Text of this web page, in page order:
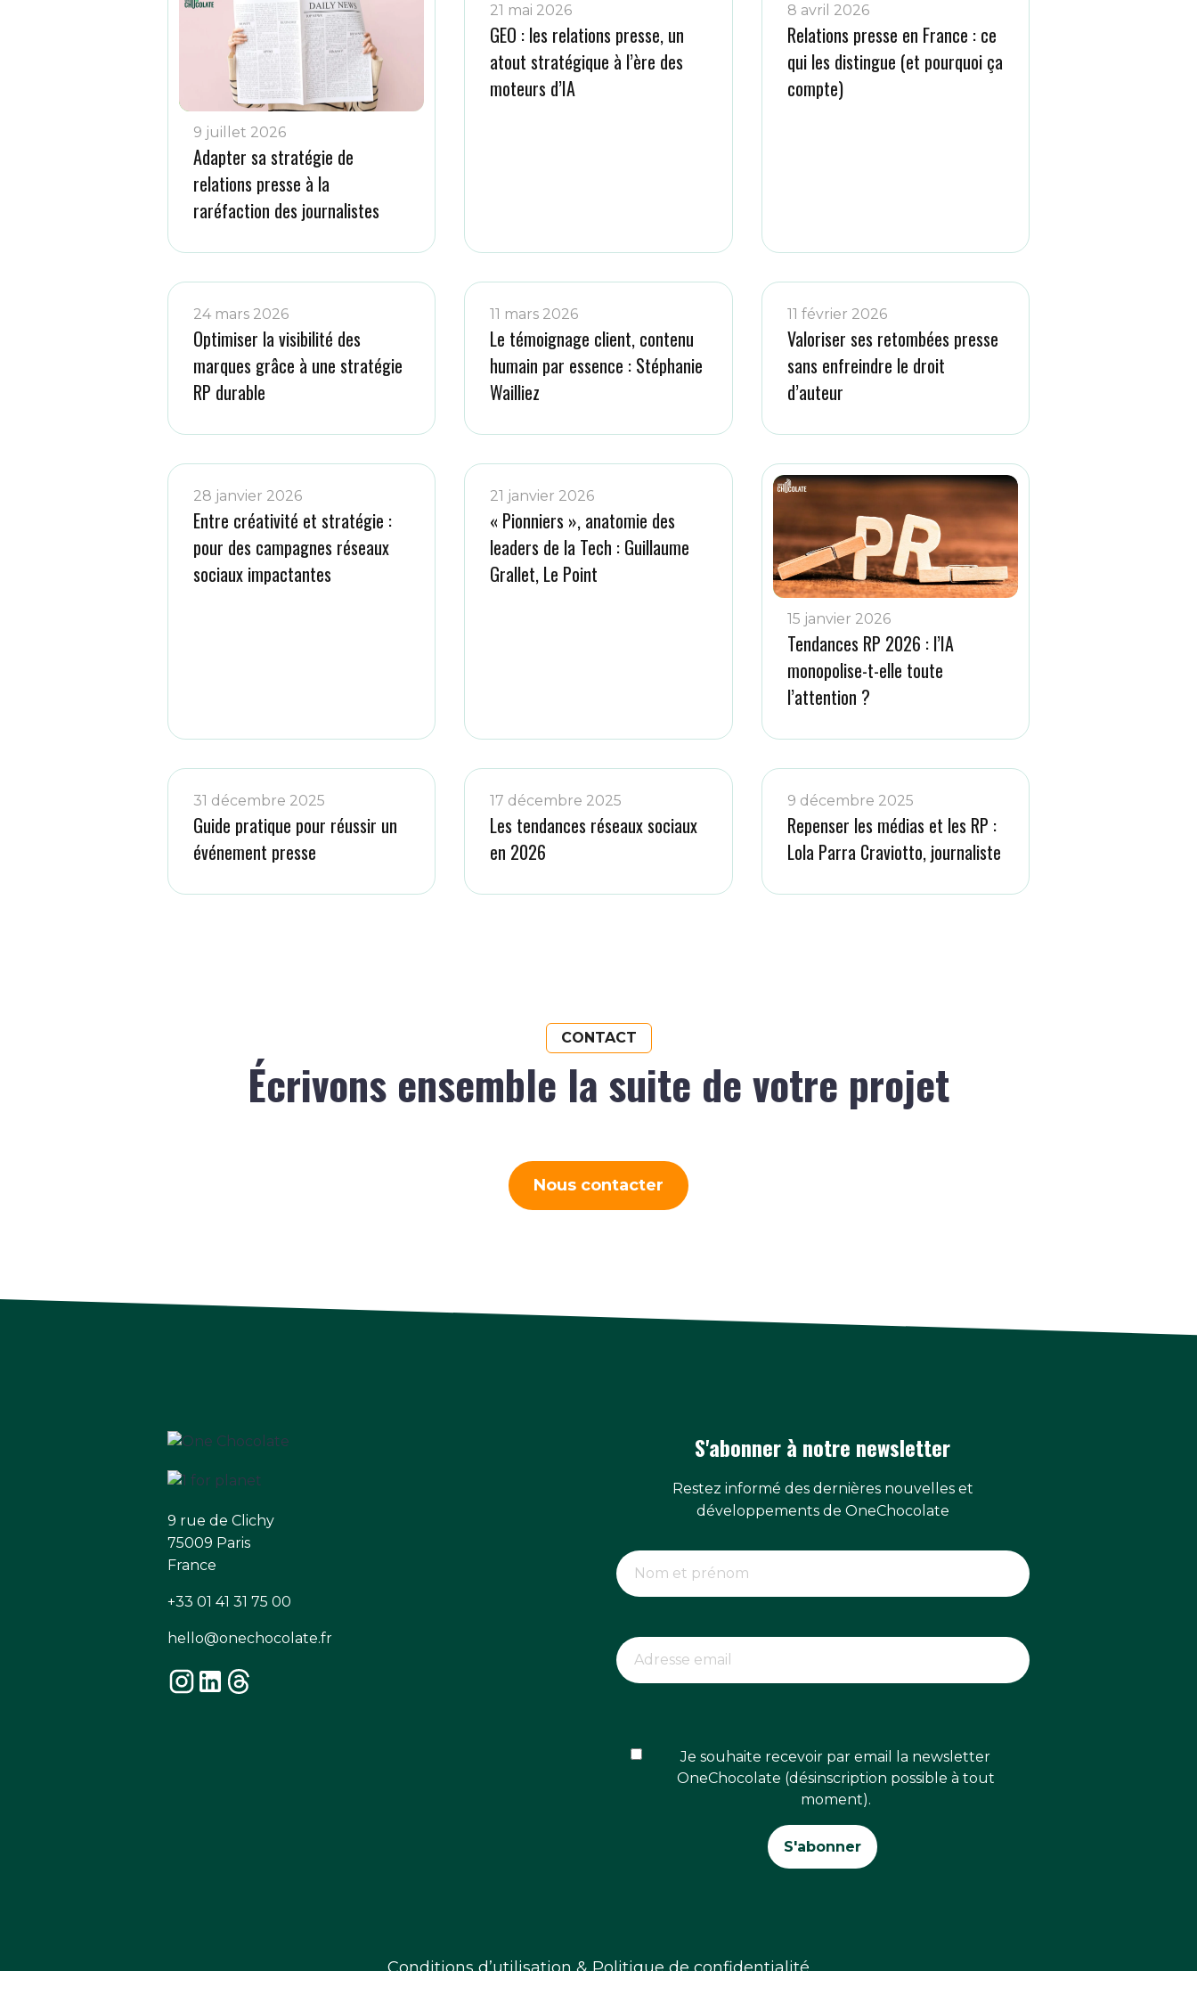
9 juillet 2026
Adapter sa stratégie de
relations presse à la
raréfaction des journalistes
21 mai 2026
GEO : les relations presse, un
atout stratégique à l’ère des
moteurs d’IA
8 avril 2026
Relations presse en France : ce
qui les distingue (et pourquoi ça
compte)
24 mars 2026
Optimiser la visibilité des
marques grâce à une stratégie
RP durable
11 mars 2026
Le témoignage client, contenu
humain par essence : Stéphanie
Wailliez
11 février 2026
Valoriser ses retombées presse
sans enfreindre le droit
d’auteur
28 janvier 2026
Entre créativité et stratégie :
pour des campagnes réseaux
sociaux impactantes
21 janvier 2026
« Pionniers », anatomie des
leaders de la Tech : Guillaume
Grallet, Le Point
15 janvier 2026
Tendances RP 2026 : l’IA
monopolise-t-elle toute
l’attention ?
31 décembre 2025
Guide pratique pour réussir un
événement presse
17 décembre 2025
Les tendances réseaux sociaux
en 2026
9 décembre 2025
Repenser les médias et les RP :
Lola Parra Craviotto, journaliste
CONTACT
Écrivons ensemble la suite de votre projet
Nous contacter
9 rue de Clichy
75009 Paris
France
+33 01 41 31 75 00
hello@onechocolate.fr
S'abonner à notre newsletter
Restez informé des dernières nouvelles et
développements de OneChocolate
Je souhaite recevoir par email la newsletter
OneChocolate (désinscription possible à tout
moment).
Conditions d’utilisation & Politique de confidentialité